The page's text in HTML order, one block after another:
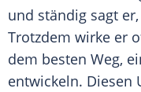
und ständig sagt
Trotzdem wirke er
dem besten Weg,
entwickeln. Diesen